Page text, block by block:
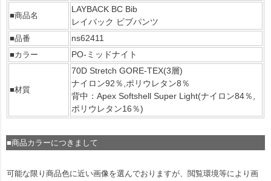
■商品名
LAYBACK BC Bib
レイバック ビブパンツ
■品番 ns62411
■カラー PO-ミッドナイト
■材質
70D Stretch GORE-TEX(3層)
ナイロン92％,ポリウレタン8％
背中：Apex Softshell Super Light(ナイロン84％,
ポリウレタン16％)
■商品カラーにつきまして
可能な限り商品色に近い画像を選んでおりますが、閲覧環境等により画